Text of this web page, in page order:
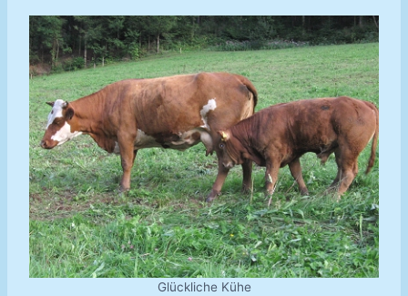
Glückliche Kühe